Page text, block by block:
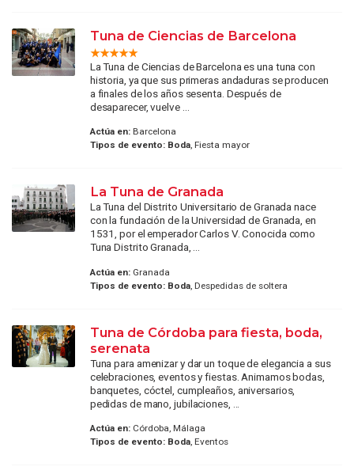
Tuna de Ciencias de Barcelona
La Tuna de Ciencias de Barcelona es una tuna con
historia, ya que sus primeras andaduras se producen
a finales de los años sesenta. Después de
desaparecer, vuelve ...
Actúa en:Barcelona
Tipos de evento: Boda, Fiesta mayor
La Tuna de Granada
La Tuna del Distrito Universitario de Granada nace
con la fundación de la Universidad de Granada, en
1531, por el emperador Carlos V. Conocida como
Tuna Distrito Granada, ...
Actúa en:Granada
Tipos de evento: Boda, Despedidas de soltera
Tuna de Córdoba para fiesta, boda,
serenata
Tuna para amenizar y dar un toque de elegancia a sus
celebraciones, eventos y fiestas. Animamos bodas,
banquetes, cóctel, cumpleaños, aniversarios,
pedidas de mano, jubilaciones, ...
Actúa en:Córdoba, Málaga
Tipos de evento: Boda, Eventos